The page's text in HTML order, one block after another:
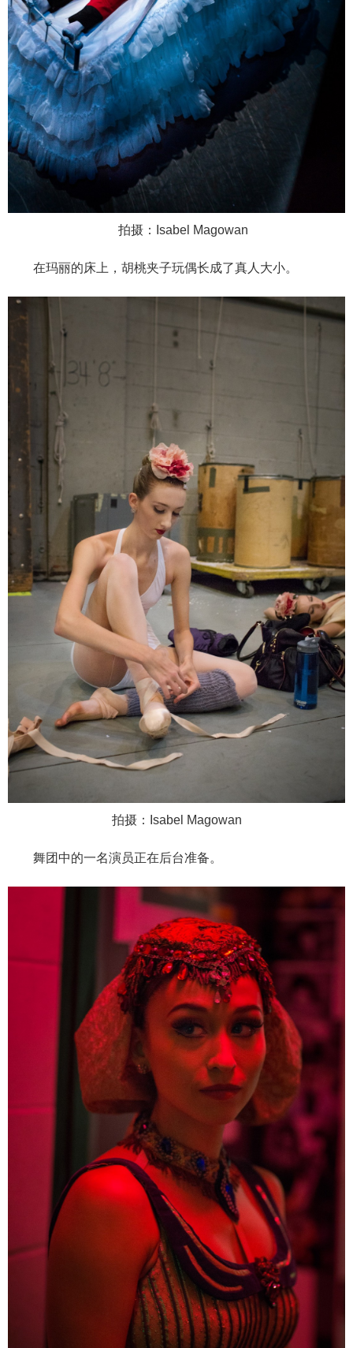
拍摄：Isabel Magowan
在玛丽的床上，胡桃夹子玩偶长成了真人大小。
拍摄：Isabel Magowan
舞团中的一名演员正在后台准备。